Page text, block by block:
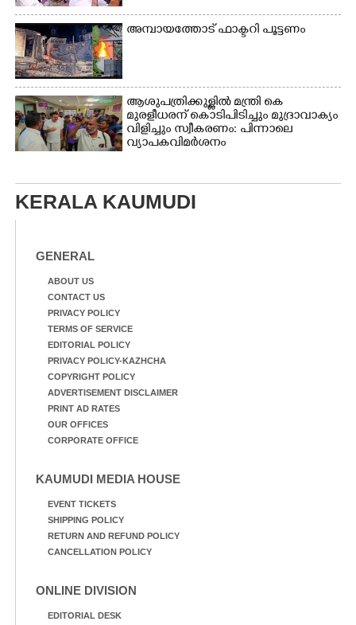
അമ്പായത്തോട് ഫാക്ടറി പൂട്ടണം
ആശുപത്രിക്കുള്ളിൽ മന്ത്രി കെ
മുരളീധരന് കൊടിപിടിച്ചും മുദ്രാവാക്യം
വിളിച്ചും സ്വീകരണം: പിന്നാലെ
വ്യാപകവിമർശനം
KERALA KAUMUDI
GENERAL
ABOUT US
CONTACT US
PRIVACY POLICY
TERMS OF SERVICE
EDITORIAL POLICY
PRIVACY POLICY-KAZHCHA
COPYRIGHT POLICY
ADVERTISEMENT DISCLAIMER
PRINT AD RATES
OUR OFFICES
CORPORATE OFFICE
KAUMUDI MEDIA HOUSE
EVENT TICKETS
SHIPPING POLICY
RETURN AND REFUND POLICY
CANCELLATION POLICY
ONLINE DIVISION
EDITORIAL DESK